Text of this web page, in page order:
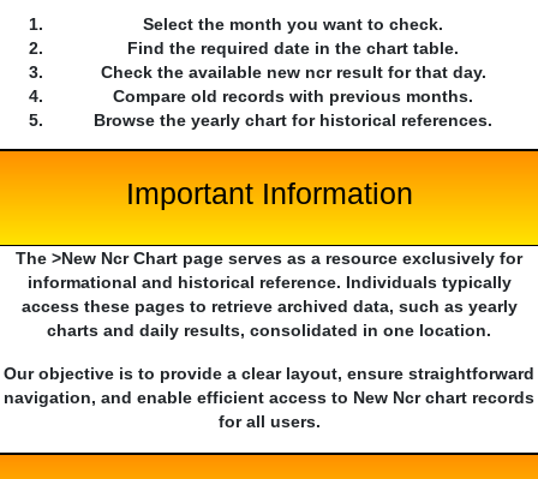
Select the month you want to check.
Find the required date in the chart table.
Check the available new ncr result for that day.
Compare old records with previous months.
Browse the yearly chart for historical references.
Important Information
The >New Ncr Chart page serves as a resource exclusively for
informational and historical reference. Individuals typically
access these pages to retrieve archived data, such as yearly
charts and daily results, consolidated in one location.
Our objective is to provide a clear layout, ensure straightforward
navigation, and enable efficient access to New Ncr chart records
for all users.